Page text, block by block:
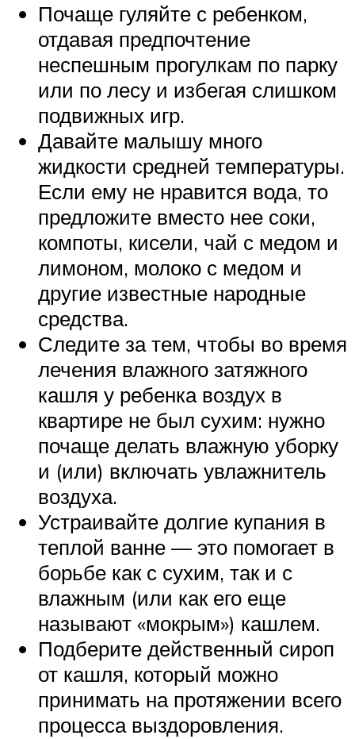
Почаще гуляйте с ребенком,
отдавая предпочтение
неспешным прогулкам по парку
или по лесу и избегая слишком
подвижных игр.
Давайте малышу много
жидкости средней температуры.
Если ему не нравится вода, то
предложите вместо нее соки,
компоты, кисели, чай с медом и
лимоном, молоко с медом и
другие известные народные
средства.
Следите за тем, чтобы во время
лечения влажного затяжного
кашля у ребенка воздух в
квартире не был сухим: нужно
почаще делать влажную уборку
и (или) включать увлажнитель
воздуха.
Устраивайте долгие купания в
теплой ванне — это помогает в
борьбе как с сухим, так и с
влажным (или как его еще
называют «мокрым») кашлем.
Подберите действенный сироп
от кашля, который можно
принимать на протяжении всего
процесса выздоровления.